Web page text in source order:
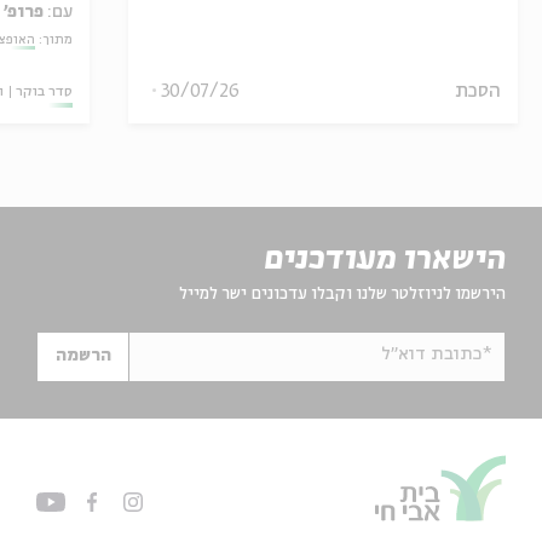
הסכת 30/07/26
עם: פרופ'
מתוך:
סדר בוקר
הישארו מעודכנים
הירשמו לניוזלטר שלנו וקבלו עדכונים ישר למייל
*כתובת דוא"ל הרשמה